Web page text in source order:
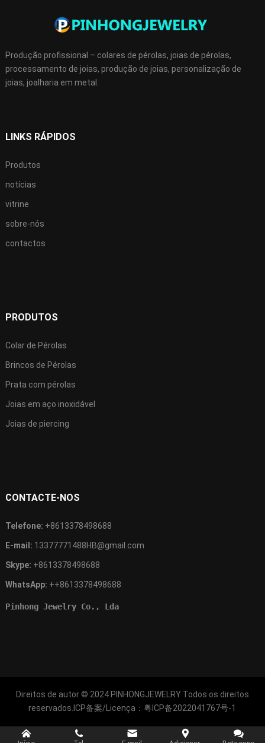
Produção profissional – colares de pérolas, joias de pérolas,
processamento de joias, produção de joias, personalização de
joias, joalharia em metal.
LINKS RÁPIDOS
Produtos
notícias
vitrine
sobre-nós
contactos
PRODUTOS
Colar de Pérolas
Brincos de Pérolas
Prata com pérolas
Joias em aço inoxidável
Joias de piercing
CONTACTE-NOS
Telefone: +8613378498688
E-mail: 13377771488HB@gmail.com
Skype: +8613378498688
WhatsApp: ++8613378498688
Pinhong Jewelry Co., Lda
Direitos de autor © 2024PINHONGJEWELRYTodos os direitos
reservados.ICP备案/Licença：粤ICP备2022041767号-1